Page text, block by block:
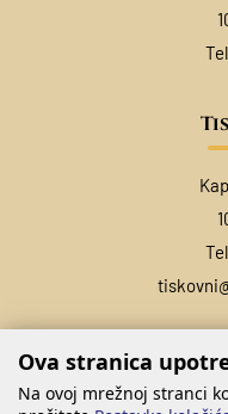
Ova stranica
Na ovoj mrežnoj stranci